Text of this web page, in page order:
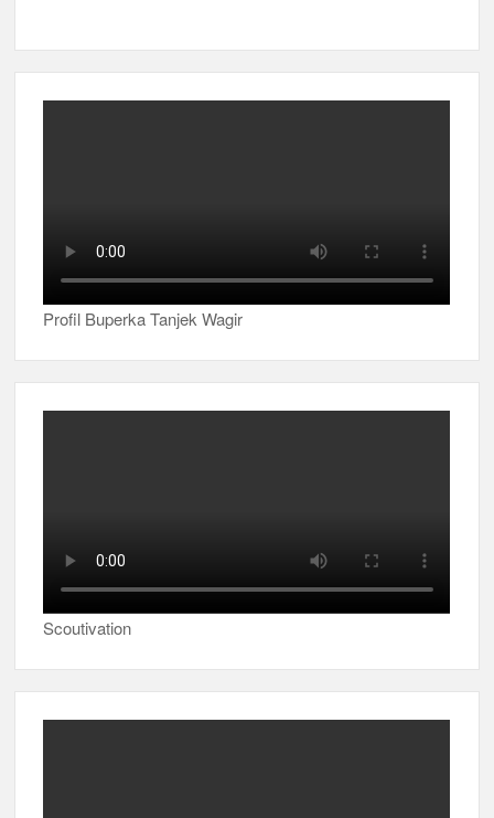
Profil Buperka Tanjek Wagir
Scoutivation